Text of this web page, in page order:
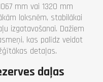
mm vai 1320 mm
loksnēm, stabilākai
izgatavošanai. Dažiem
kas palīdz veidot
detaļas.
daļas